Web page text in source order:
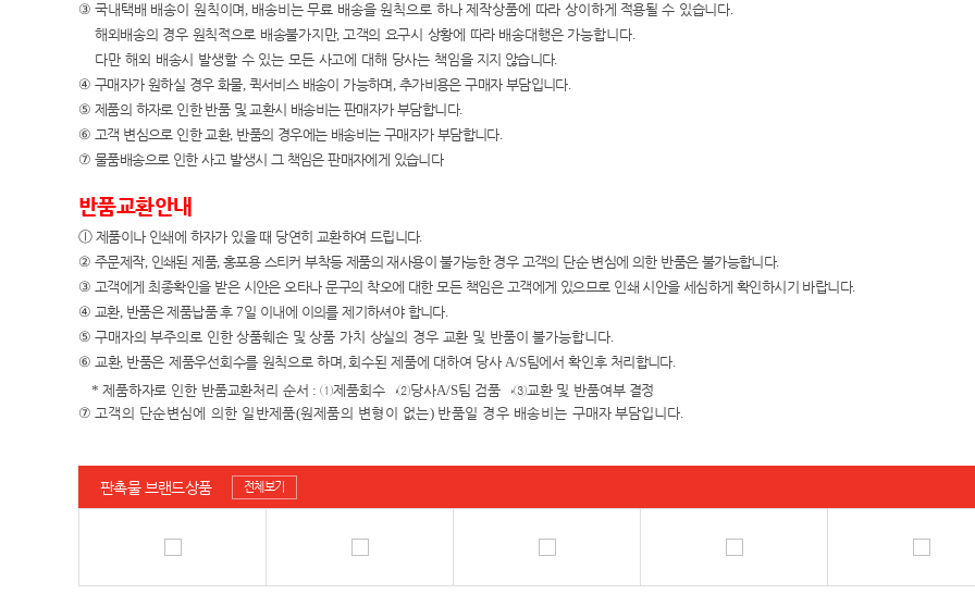
③ 국내택배 배송이 원칙이며, 배송비는 무료 배송을 원칙으로 하나 제작상품에 따라 상이하게 적용될 수 있습니다.
해외배송의 경우 원칙적으로 배송불가지만, 고객의 요구시 상황에 따라 배송대행은 가능합니다.
다만 해외 배송시 발생할 수 있는 모든 사고에 대해 당사는 책임을 지지 않습니다.
④ 구매자가 원하실 경우 화물, 퀵서비스 배송이 가능하며, 추가비용은 구매자 부담입니다.
⑤ 제품의 하자로 인한 반품 및 교환시 배송비는 판매자가 부담합니다.
⑥ 고객 변심으로 인한 교환, 반품의 경우에는 배송비는 구매자가 부담합니다.
⑦ 물품배송으로 인한 사고 발생시 그 책임은 판매자에게 있습니다
반품교환안내
ⓛ 제품이나 인쇄에 하자가 있을 때 당연히 교환하여 드립니다.
② 주문제작, 인쇄된 제품,홍포용 스티커 부착등 제품의 재사용이 불가능한 경우 고객의 단순 변심에 의한 반품은 불가능합니다.
③ 고객에게 최종확인을 받은 시안은 오타나 문구의 착오에 대한 모든 책임은 고객에게 있으므로 인쇄 시안을 세심하게 확인하시기 바랍니다.
④ 교환, 반품은 제품납품 후7일 이내에 이의를 제기하셔야 합니다.
⑤ 구매자의 부주의로 인한 상품훼손 및 상품 가치 상실의 경우 교환 및 반품이 불가능합니다.
⑥ 교환, 반품은 제품우선회수를 원칙으로 하며,회수된 제품에 대하여 당사A/S팀에서 확인후 처리합니다.
* 제품하자로 인한 반품교환처리 순서 :①제품회수→②당사A/S팀 검품 →③교환 및 반품여부 결정
⑦ 고객의 단순변심에 의한 일반제품(원제품의 변형이 없는) 반품일 경우 배송비는 구매자 부담입니다.
판촉물 브랜드상품 전체보기